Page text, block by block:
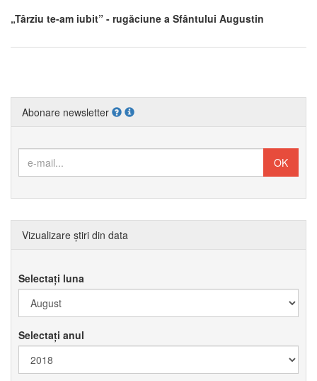
„Târziu te-am iubit” - rugăciune a Sfântului Augustin
Abonare newsletter
Vizualizare știri din data
Selectați luna
Selectați anul